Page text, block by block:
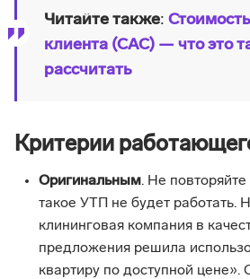
Читайте также:
клиента (CAC) — что это
рассчитать
Критерии
Оригинальным. Не
такое УТП не будет работать.
клининговая компания в
предложения решила
квартиру по доступной цене».